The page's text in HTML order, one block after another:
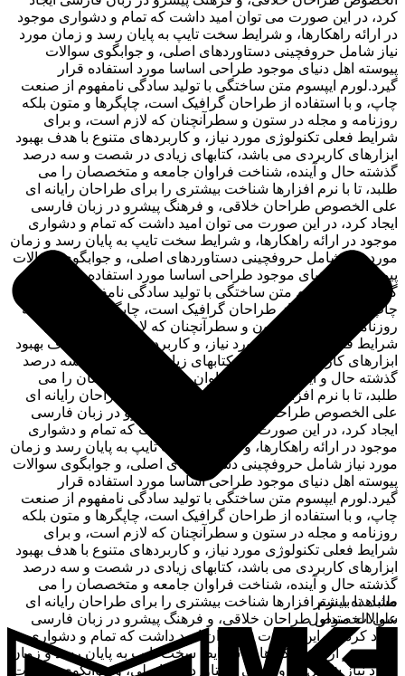
کرد، در این صورت می توان امید داشت که تمام و دشواری موجود
در ارائه راهکارها، و شرایط سخت تایپ به پایان رسد و زمان مورد
نیاز شامل حروفچینی دستاوردهای اصلی، و جوابگوی سوالات
پیوسته اهل دنیای موجود طراحی اساسا مورد استفاده قرار
گیرد.لورم ایپسوم متن ساختگی با تولید سادگی نامفهوم از صنعت
چاپ، و با استفاده از طراحان گرافیک است، چاپگرها و متون بلکه
روزنامه و مجله در ستون و سطرآنچنان که لازم است، و برای
شرایط فعلی تکنولوژی مورد نیاز، و کاربردهای متنوع با هدف بهبود
ابزارهای کاربردی می باشد، کتابهای زیادی در شصت و سه درصد
گذشته حال و آینده، شناخت فراوان جامعه و متخصصان را می
طلبد، تا با نرم افزارها شناخت بیشتری را برای طراحان رایانه ای
علی الخصوص طراحان خلاقی، و فرهنگ پیشرو در زبان فارسی
ایجاد کرد، در این صورت می توان امید داشت که تمام و دشواری
موجود در ارائه راهکارها، و شرایط سخت تایپ به پایان رسد و زمان
مورد نیاز شامل حروفچینی دستاوردهای اصلی، و جوابگوی سوالات
پیوسته اهل دنیای موجود طراحی اساسا مورد استفاده قرار
گیرد.لورم ایپسوم متن ساختگی با تولید سادگی نامفهوم از صنعت
چاپ، و با استفاده از طراحان گرافیک است، چاپگرها و متون بلکه
روزنامه و مجله در ستون و سطرآنچنان که لازم است، و برای
شرایط فعلی تکنولوژی مورد نیاز، و کاربردهای متنوع با هدف بهبود
ابزارهای کاربردی می باشد، کتابهای زیادی در شصت و سه درصد
گذشته حال و آینده، شناخت فراوان جامعه و متخصصان را می
طلبد، تا با نرم افزارها شناخت بیشتری را برای طراحان رایانه ای
علی الخصوص طراحان خلاقی، و فرهنگ پیشرو در زبان فارسی
ایجاد کرد، در این صورت می توان امید داشت که تمام و دشواری
موجود در ارائه راهکارها، و شرایط سخت تایپ به پایان رسد و زمان
مورد نیاز شامل حروفچینی دستاوردهای اصلی، و جوابگوی سوالات
پیوسته اهل دنیای موجود طراحی اساسا مورد استفاده قرار
گیرد.لورم ایپسوم متن ساختگی با تولید سادگی نامفهوم از صنعت
چاپ، و با استفاده از طراحان گرافیک است، چاپگرها و متون بلکه
روزنامه و مجله در ستون و سطرآنچنان که لازم است، و برای
شرایط فعلی تکنولوژی مورد نیاز، و کاربردهای متنوع با هدف بهبود
ابزارهای کاربردی می باشد، کتابهای زیادی در شصت و سه درصد
گذشته حال و آینده، شناخت فراوان جامعه و متخصصان را می
طلبد، تا با نرم افزارها شناخت بیشتری را برای طراحان رایانه ای
علی الخصوص طراحان خلاقی، و فرهنگ پیشرو در زبان فارسی
ایجاد کرد، در این صورت می توان امید داشت که تمام و دشواری
موجود در ارائه راهکارها، و شرایط سخت تایپ به پایان رسد و زمان
مورد نیاز شامل حروفچینی دستاوردهای اصلی، و جوابگوی سوالات
مشاهده بیشتر
سوالات متداول